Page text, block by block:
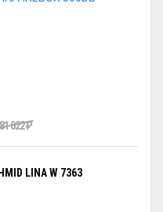
022₽
LINA W 7363